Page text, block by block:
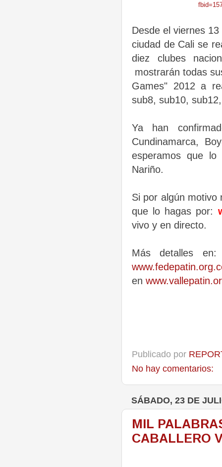
Desde el viernes
ciudad de Cali se
diez clubes
mostrarán todas
Games" 2012 a
sub8, sub10,
Ya han
Cundinamarca,
esperamos que lo
Nariño.
Si por algún motivo
que lo hagas por:
vivo y en directo.
Más detalles en:
en
Publicado por
No hay comentarios:
SÁBADO, 23 DE
MIL
CABALLERO